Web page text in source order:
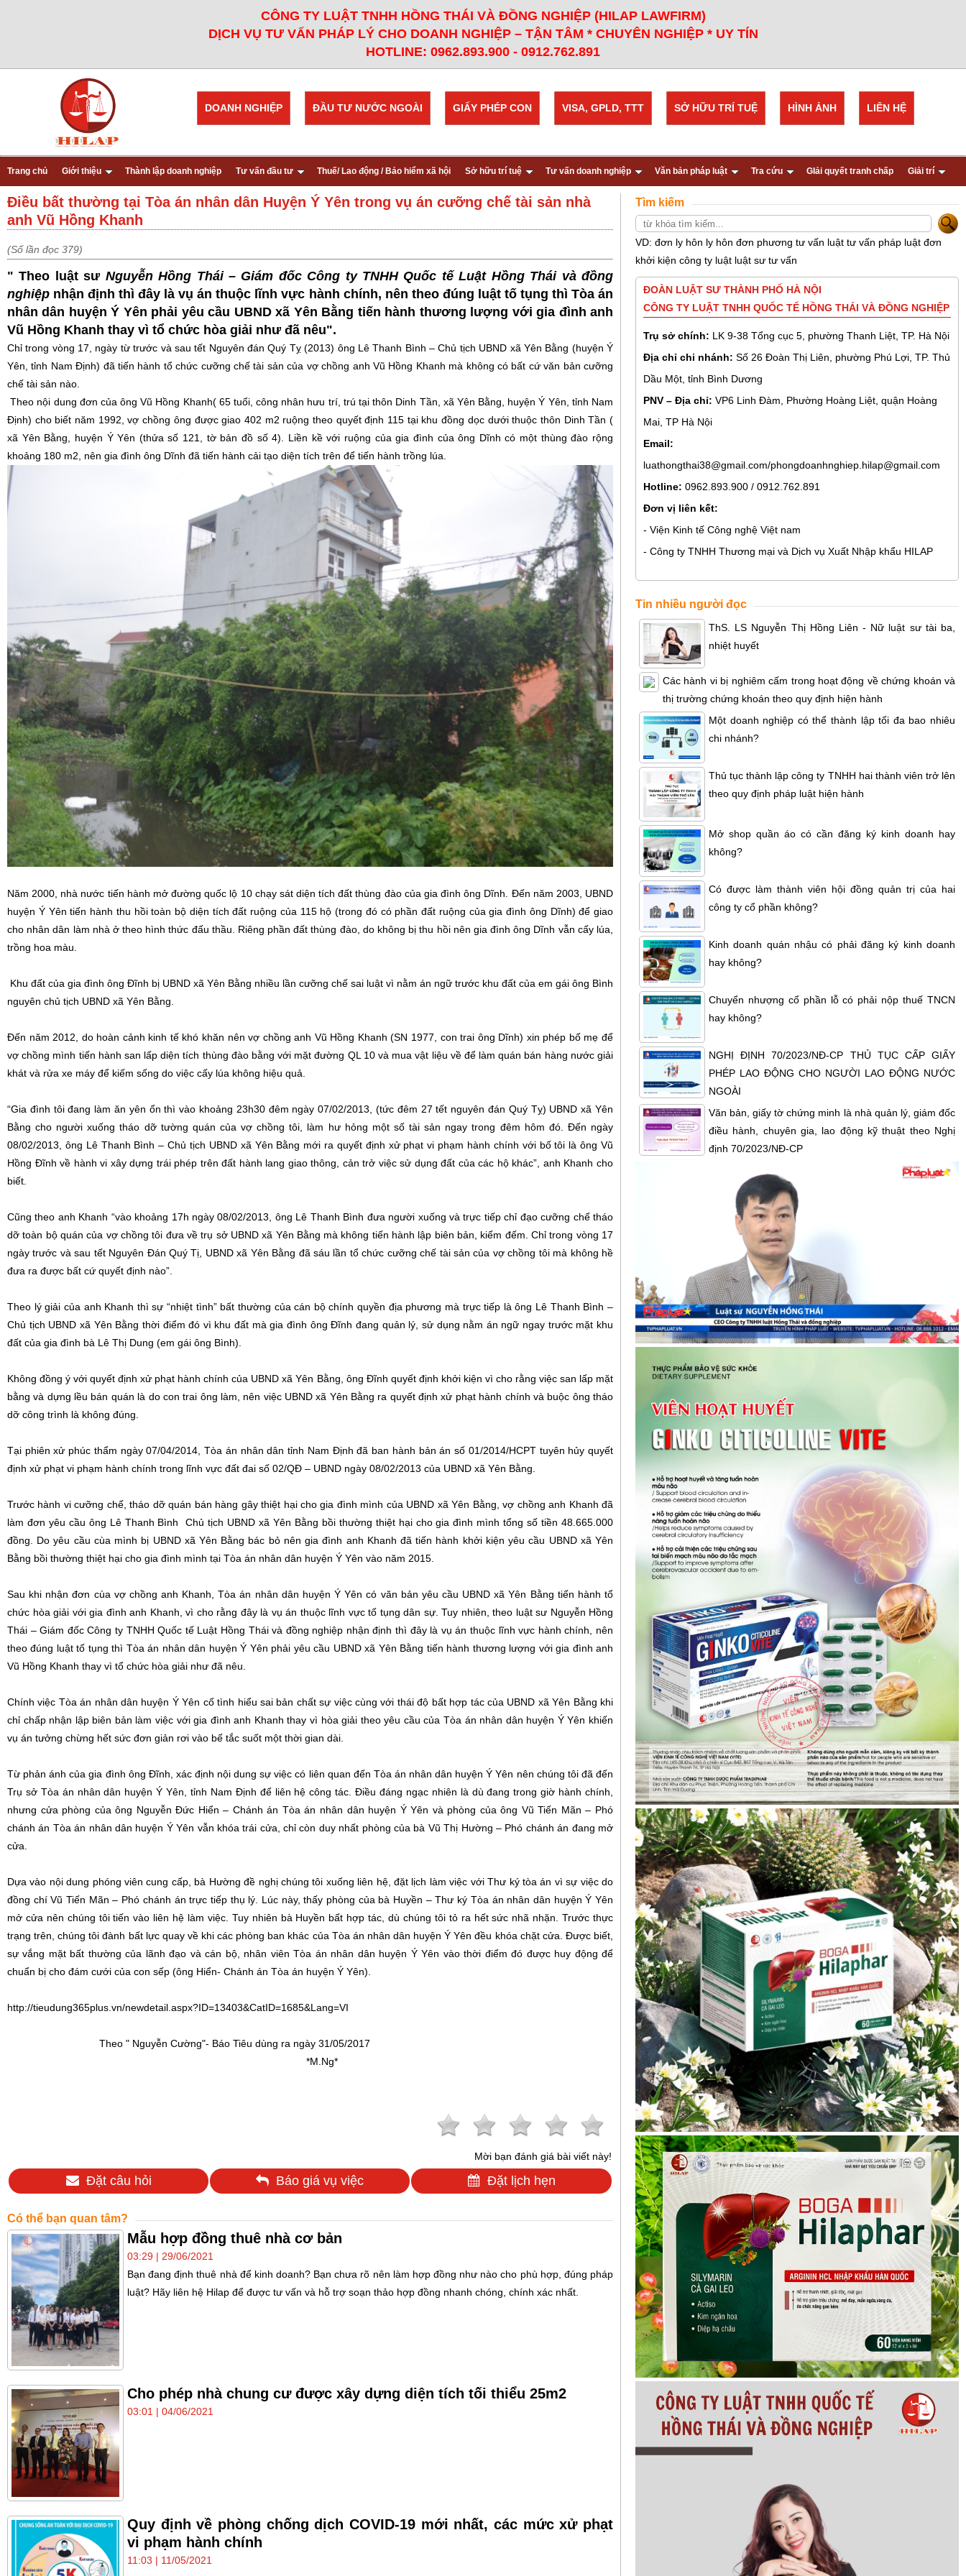
CÔNG TY LUẬT TNHH HỒNG THÁI VÀ ĐỒNG NGHIỆP (HILAP LAWFIRM)
DỊCH VỤ TƯ VẤN PHÁP LÝ CHO DOANH NGHIỆP – TẬN TÂM * CHUYÊN NGHIỆP * UY TÍN
HOTLINE: 0962.893.900 - 0912.762.891
LIÊN HỆ
HÌNH ẢNH
SỞ HỮU TRÍ TUỆ
VISA, GPLD, TTT
GIẤY PHÉP CON
ĐẦU TƯ NƯỚC NGOÀI
DOANH NGHIỆP
Trang chủ Giới thiệu Thành lập doanh nghiệp Tư vấn đầu tư Thuế/ Lao động / Bảo hiểm xã hội Sở hữu trí tuệ Tư vấn doanh nghiệp Văn bản pháp luật Tra cứu GIải quyết tranh chấp Giải trí
Điều bất thường tại Tòa án nhân dân Huyện Ý Yên trong vụ án cưỡng chế tài sản nhà
anh Vũ Hồng Khanh
(Số lần đọc 379)
" Theo luật sư Nguyễn Hồng Thái – Giám đốc Công ty TNHH Quốc tế Luật Hồng Thái và đồng
nghiệp nhận định thì đây là vụ án thuộc lĩnh vực hành chính, nên theo đúng luật tố tụng thì Tòa án
nhân dân huyện Ý Yên phải yêu cầu UBND xã Yên Bằng tiến hành thương lượng với gia đình anh
Vũ Hồng Khanh thay vì tổ chức hòa giải như đã nêu".
Chỉ trong vòng 17, ngày từ trước và sau tết Nguyên đán Quý Tỵ (2013) ông Lê Thanh Bình – Chủ tịch UBND xã Yên Bằng (huyện Ý
Yên, tỉnh Nam Định) đã tiến hành tổ chức cưỡng chế tài sản của vợ chồng anh Vũ Hồng Khanh mà không có bất cứ văn bản cưỡng
chế tài sản nào.
Theo nội dung đơn của ông Vũ Hồng Khanh( 65 tuổi, công nhân hưu trí, trú tại thôn Dinh Tần, xã Yên Bằng, huyện Ý Yên, tỉnh Nam
Định) cho biết năm 1992, vợ chồng ông được giao 402 m2 ruộng theo quyết định 115 tại khu đồng dọc dưới thuộc thôn Dinh Tần (
xã Yên Bằng, huyện Ý Yên (thửa số 121, tờ bản đồ số 4). Liền kề với ruộng của gia đình của ông Dĩnh có một thùng đào rộng
khoảng 180 m2, nên gia đình ông Dĩnh đã tiến hành cải tạo diện tích trên để tiến hành trồng lúa.
Năm 2000, nhà nước tiến hành mở đường quốc lộ 10 chạy sát diện tích đất thùng đào của gia đình ông Dĩnh. Đến năm 2003, UBND
huyện Ý Yên tiến hành thu hồi toàn bộ diện tích đất ruộng của 115 hộ (trong đó có phần đất ruộng của gia đình ông Dĩnh) để giao
cho nhân dân làm nhà ở theo hình thức đấu thầu. Riêng phần đất thùng đào, do không bị thu hồi nên gia đình ông Dĩnh vẫn cấy lúa,
trồng hoa màu.
Khu đất của gia đình ông Đĩnh bị UBND xã Yên Bằng nhiều lần cưỡng chế sai luật vì nằm án ngữ trước khu đất của em gái ông Bình
nguyên chủ tịch UBND xã Yên Bằng.
Đến năm 2012, do hoàn cảnh kinh tế khó khăn nên vợ chồng anh Vũ Hồng Khanh (SN 1977, con trai ông Dĩnh) xin phép bố mẹ để
vợ chồng mình tiến hành san lấp diện tích thùng đào bằng với mặt đường QL 10 và mua vật liệu về để làm quán bán hàng nước giải
khát và rửa xe máy để kiếm sống do việc cấy lúa không hiệu quả.
“Gia đình tôi đang làm ăn yên ổn thì vào khoảng 23h30 đêm ngày 07/02/2013, (tức đêm 27 tết nguyên đán Quý Tỵ) UBND xã Yên
Bằng cho người xuống tháo dỡ tường quán của vợ chồng tôi, làm hư hỏng một số tài sản ngay trong đêm hôm đó. Đến ngày
08/02/2013, ông Lê Thanh Bình – Chủ tịch UBND xã Yên Bằng mới ra quyết định xử phạt vi phạm hành chính với bố tôi là ông Vũ
Hồng Đĩnh về hành vi xây dựng trái phép trên đất hành lang giao thông, cản trở việc sử dụng đất của các hộ khác”, anh Khanh cho
biết.
Cũng theo anh Khanh “vào khoảng 17h ngày 08/02/2013, ông Lê Thanh Bình đưa người xuống và trực tiếp chỉ đạo cưỡng chế tháo
dỡ toàn bộ quán của vợ chồng tôi đưa về trụ sở UBND xã Yên Bằng mà không tiến hành lập biên bản, kiểm đếm. Chỉ trong vòng 17
ngày trước và sau tết Nguyên Đán Quý Tị, UBND xã Yên Bằng đã sáu lần tổ chức cưỡng chế tài sản của vợ chồng tôi mà không hề
đưa ra được bất cứ quyết định nào”.
Theo lý giải của anh Khanh thì sự “nhiệt tình” bất thường của cán bộ chính quyền địa phương mà trực tiếp là ông Lê Thanh Bình –
Chủ tịch UBND xã Yên Bằng thời điểm đó vì khu đất mà gia đình ông Đĩnh đang quản lý, sử dụng nằm án ngữ ngay trước mặt khu
đất của gia đình bà Lê Thị Dung (em gái ông Bình).
Không đồng ý với quyết định xử phạt hành chính của UBND xã Yên Bằng, ông Đĩnh quyết định khởi kiện vì cho rằng việc san lấp mặt
bằng và dựng lều bán quán là do con trai ông làm, nên việc UBND xã Yên Bằng ra quyết định xử phạt hành chính và buộc ông tháo
dỡ công trình là không đúng.
Tại phiên xử phúc thẩm ngày 07/04/2014, Tòa án nhân dân tỉnh Nam Định đã ban hành bản án số 01/2014/HCPT tuyên hủy quyết
định xử phạt vi phạm hành chính trong lĩnh vực đất đai số 02/QĐ – UBND ngày 08/02/2013 của UBND xã Yên Bằng.
Trước hành vi cưỡng chế, tháo dỡ quán bán hàng gây thiệt hại cho gia đình mình của UBND xã Yên Bằng, vợ chồng anh Khanh đã
làm đơn yêu cầu ông Lê Thanh Bình Chủ tịch UBND xã Yên Bằng bồi thường thiệt hại cho gia đình mình tổng số tiền 48.665.000
đồng. Do yêu cầu cùa mình bị UBND xã Yên Bằng bác bỏ nên gia đình anh Khanh đã tiến hành khởi kiện yêu cầu UBND xã Yên
Bằng bồi thường thiệt hại cho gia đình mình tại Tòa án nhân dân huyện Ý Yên vào năm 2015.
Sau khi nhận đơn cùa vợ chồng anh Khanh, Tòa án nhân dân huyện Ý Yên có văn bản yêu cầu UBND xã Yên Bằng tiến hành tổ
chức hòa giải với gia đình anh Khanh, vì cho rằng đây là vụ án thuộc lĩnh vực tố tụng dân sự. Tuy nhiên, theo luật sư Nguyễn Hồng
Thái – Giám đốc Công ty TNHH Quốc tế Luật Hồng Thái và đồng nghiệp nhận định thì đây là vụ án thuộc lĩnh vực hành chính, nên
theo đúng luật tố tụng thì Tòa án nhân dân huyện Ý Yên phải yêu cầu UBND xã Yên Bằng tiến hành thương lượng với gia đình anh
Vũ Hồng Khanh thay vì tổ chức hòa giải như đã nêu.
Chính việc Tòa án nhân dân huyện Ý Yên cố tình hiểu sai bản chất sự việc cùng với thái độ bất hợp tác của UBND xã Yên Bằng khi
chỉ chấp nhận lập biên bản làm việc với gia đình anh Khanh thay vì hòa giải theo yêu cầu của Tòa án nhân dân huyện Ý Yên khiến
vụ án tưởng chừng hết sức đơn giản rơi vào bế tắc suốt một thời gian dài.
Từ phản ánh của gia đình ông Đĩnh, xác định nội dung sự việc có liên quan đến Tòa án nhân dân huyện Ý Yên nên chúng tôi đã đến
Trụ sở Tòa án nhân dân huyện Ý Yên, tỉnh Nam Định để liên hệ công tác. Điều đáng ngạc nhiên là dù đang trong giờ hành chính,
nhưng cửa phòng của ông Nguyễn Đức Hiển – Chánh án Tòa án nhân dân huyện Ý Yên và phòng của ông Vũ Tiến Mãn – Phó
chánh án Tòa án nhân dân huyện Ý Yên vẫn khóa trái cửa, chỉ còn duy nhất phòng của bà Vũ Thị Hường – Phó chánh án đang mở
cửa.
Dựa vào nội dung phóng viên cung cấp, bà Hường đề nghị chúng tôi xuống liên hệ, đặt lịch làm việc với Thư ký tòa án vì sự việc do
đồng chí Vũ Tiến Mãn – Phó chánh án trực tiếp thụ lý. Lúc này, thấy phòng của bà Huyền – Thư ký Tòa án nhân dân huyện Ý Yên
mở cửa nên chúng tôi tiến vào liên hệ làm việc. Tuy nhiên bà Huyền bất hợp tác, dù chúng tôi tỏ ra hết sức nhã nhặn. Trước thực
trạng trên, chúng tôi đành bất lực quay về khi các phòng ban khác của Tòa án nhân dân huyện Ý Yên đều khóa chặt cửa. Được biết,
sự vắng mặt bất thường của lãnh đạo và cán bộ, nhân viên Tòa án nhân dân huyện Ý Yên vào thời điểm đó được huy động để
chuẩn bị cho đám cưới của con sếp (ông Hiển- Chánh án Tòa án huyện Ý Yên).
http://tieudung365plus.vn/newdetail.aspx?ID=13403&CatID=1685&Lang=VI
Theo " Nguyễn Cường"- Báo Tiêu dùng ra ngày 31/05/2017
*M.Ng*
Mời bạn đánh giá bài viết này!
Đặt câu hỏi Báo giá vụ việc Đặt lịch hẹn
Có thể bạn quan tâm?
Mẫu hợp đồng thuê nhà cơ bản
03:29 | 29/06/2021
Bạn đang định thuê nhà để kinh doanh? Bạn chưa rõ nên làm hợp đồng như nào cho phù hợp, đúng pháp
luật? Hãy liên hệ Hilap để được tư vấn và hỗ trợ soạn thảo hợp đồng nhanh chóng, chính xác nhất.
Cho phép nhà chung cư được xây dựng diện tích tối thiểu 25m2
03:01 | 04/06/2021
Quy định về phòng chống dịch COVID-19 mới nhất, các mức xử phạt
vi phạm hành chính
11:03 | 11/05/2021
Tìm kiếm
VD: đơn ly hôn ly hôn đơn phương tư vấn luật tư vấn pháp luật đơn
khởi kiện công ty luật luật sư tư vấn
ĐOÀN LUẬT SƯ THÀNH PHỐ HÀ NỘI
CÔNG TY LUẬT TNHH QUỐC TẾ HỒNG THÁI VÀ ĐỒNG NGHIỆP
Trụ sở chính: LK 9-38 Tổng cục 5, phường Thanh Liệt, TP. Hà Nội
Địa chỉ chi nhánh: Số 26 Đoàn Thị Liên, phường Phú Lợi, TP. Thủ
Dầu Một, tỉnh Bình Dương
PNV – Địa chỉ: VP6 Linh Đàm, Phường Hoàng Liệt, quận Hoàng
Mai, TP Hà Nội
Email:
luathongthai38@gmail.com/phongdoanhnghiep.hilap@gmail.com
Hotline: 0962.893.900 / 0912.762.891
Đơn vị liên kết:
- Viện Kinh tế Công nghệ Việt nam
- Công ty TNHH Thương mại và Dịch vụ Xuất Nhập khẩu HILAP
Tin nhiều người đọc
ThS. LS Nguyễn Thị Hồng Liên - Nữ luật sư tài ba,
nhiệt huyết
Các hành vi bị nghiêm cấm trong hoạt động về chứng khoán và
thị trường chứng khoán theo quy định hiện hành
Một doanh nghiệp có thể thành lập tối đa bao nhiêu
chi nhánh?
Thủ tục thành lập công ty TNHH hai thành viên trở lên
theo quy định pháp luật hiện hành
Mở shop quần áo có cần đăng ký kinh doanh hay
không?
Có được làm thành viên hội đồng quản trị của hai
công ty cổ phần không?
Kinh doanh quán nhậu có phải đăng ký kinh doanh
hay không?
Chuyển nhượng cổ phần lỗ có phải nộp thuế TNCN
hay không?
NGHỊ ĐỊNH 70/2023/NĐ-CP THỦ TỤC CẤP GIẤY
PHÉP LAO ĐỘNG CHO NGƯỜI LAO ĐỘNG NƯỚC
NGOÀI
Văn bản, giấy tờ chứng minh là nhà quản lý, giám đốc
điều hành, chuyên gia, lao động kỹ thuật theo Nghị
định 70/2023/NĐ-CP